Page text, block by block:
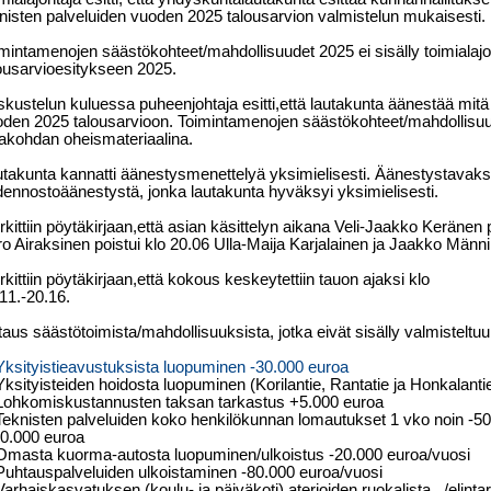
palveluiden vuoden 2025 talousarvion valmistelun mukaisesti.
säästökohteet/mahdollisuudet 2025 ei sisälly
2025.
kuluessa puheenjohtaja esitti,että lautakunta äänestää
2025 talousarvioon. Toimintamenojen säästökohteet/
oheismateriaalina.
kannatti äänestysmenettelyä yksimielisesti.
jonka lautakunta hyväksyi yksimielisesti.
pöytäkirjaan,että asian käsittelyn aikana Veli-Jaakko Keränen
Airaksinen poistui klo 20.06 Ulla-Maija Karjalainen ja Jaakko
pöytäkirjaan,että kokous keskeytettiin tauon ajaksi klo
20.16.
säästötoimista/mahdollisuuksista, jotka eivät sisälly
luopuminen -30.000 euroa
hoidosta luopuminen (Korilantie, Rantatie ja
taksan tarkastus +5.000 euroa
palveluiden koko henkilökunnan lomautukset 1 vko noin -
euroa
kuorma-autosta luopuminen/ulkoistus -20.000 euroa/vuosi
ulkoistaminen -80.000 euroa/vuosi